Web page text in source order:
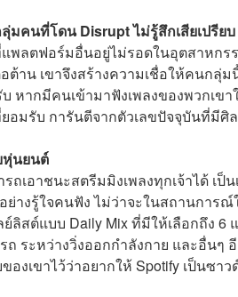
มคนที่โดน Disrupt ไม่รู้สึกเสียเปรียบ
พลตฟอร์มอื่นอยู่ไม่รอดในอุตสาหกร
ต้าน เขาจึงสร้างความเชื่อให้คนกลุ่
หากมีคนเข้ามาฟังเพลงของพวกเข
ยอมรับ การันตีจากตัวเลขปัจจุบันที่
หุ่นยนต์
ถเอาชนะสตรีมมิงเพลงทุกเจ้าได้ เ
ย่างรู้ใจคนฟัง ไม่ว่าจะในสถานกา
ย์ลิสต์แบบ Daily Mix ที่มีให้เลือกถึง
ถ ระหว่างวิ่งออกกำลังกาย และอื่น
งเขาไว้ว่าอยากให้ Spotify เป็นซ